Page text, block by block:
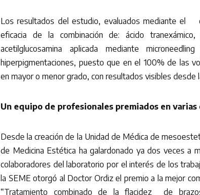
Los resultados del estudio, evaluados mediante el
eficacia de la combinación de: ácido
acetilglucosamina aplicada mediante
hiperpigmentaciones, puesto que en el 100% de las
en mayor o menor grado, con resultados visibles desde
Un equipo de profesionales premiados en varias
Desde la creación de la Unidad de Médica de
de Medicina Estética ha galardonado ya dos veces a
colaboradores del laboratorio por el interés de los
la SEME otorgó al Doctor Ordiz el premio a la mejor
“Tratamiento combinado de la flacidez de